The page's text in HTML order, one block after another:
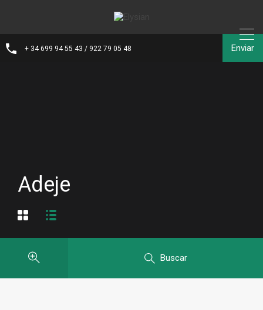
+ 34 699 94 55 43 / 922 79 05 48 Enviar
Adeje
Buscar